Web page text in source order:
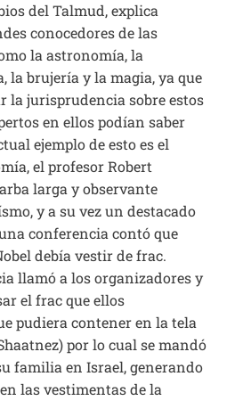
del Talmud, explica
conocedores de las
la astronomía, la
la brujería y la magia, ya que
la jurisprudencia sobre estos
en ellos podían saber
ejemplo de esto es el
el profesor Robert
larga y observante
y a su vez un destacado
conferencia contó que
debía vestir de frac.
llamó a los organizadores y
el frac que ellos
pudiera contener en la tela
por lo cual se mandó
familia en Israel, generando
las vestimentas de la